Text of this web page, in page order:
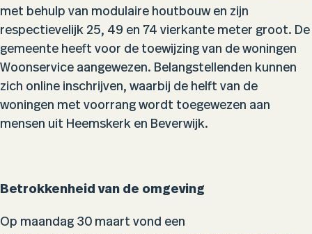
met behulp van modulaire houtbouw en zijn
respectievelijk 25, 49 en 74 vierkante meter groot. De
gemeente heeft voor de toewijzing van de woningen
Woonservice aangewezen. Belangstellenden kunnen
zich online inschrijven, waarbij de helft van de
woningen met voorrang wordt toegewezen aan
mensen uit Heemskerk en Beverwijk.
Betrokkenheid van de omgeving
Op maandag 30 maart vond een